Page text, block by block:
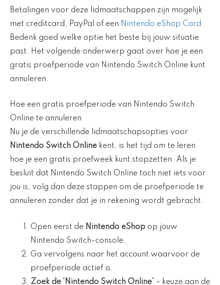
Betalingen voor deze lidmaatschappen zijn mogelijk
met creditcard, PayPal of een Nintendo eShop Card .
Bedenk goed welke optie het beste bij jouw situatie
past. Het volgende onderwerp gaat over hoe je een
gratis proefperiode van Nintendo Switch Online kunt
annuleren.
Hoe een gratis proefperiode van Nintendo Switch
Online te annuleren
Nu je de verschillende lidmaatschapsopties voor
Nintendo Switch Online kent, is het tijd om te leren
hoe je een gratis proefweek kunt stopzetten. Als je
besluit dat Nintendo Switch Online toch niet iets voor
jou is, volg dan deze stappen om de proefperiode te
annuleren zonder dat je in rekening wordt gebracht.
Open eerst de Nintendo eShop op jouw
Nintendo Switch-console.
Ga vervolgens naar het account waarvoor de
proefperiode actief is.
Zoek de ‘Nintendo Switch Online’ – keuze aan de